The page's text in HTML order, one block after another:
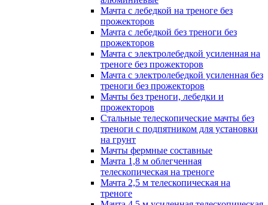
Мачта с лебедкой на треноге без
прожекторов
Мачта с лебедкой без треноги без
прожекторов
Мачта с электролебедкой усиленная на
треноге без прожекторов
Мачта с электролебедкой усиленная без
треноги без прожекторов
Мачты без треноги, лебедки и
прожекторов
Стальные телескопические мачты без
треноги с подпятником для установки
на грунт
Мачты фермные составные
Мачта 1,8 м облегченная
телескопическая на треноге
Мачта 2,5 м телескопическая на
треноге